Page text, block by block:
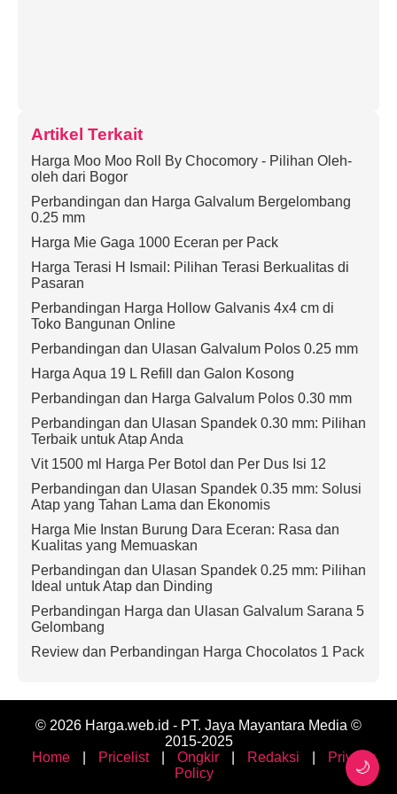
Artikel Terkait
Harga Moo Moo Roll By Chocomory - Pilihan Oleh-
oleh dari Bogor
Perbandingan dan Harga Galvalum Bergelombang
0.25 mm
Harga Mie Gaga 1000 Eceran per Pack
Harga Terasi H Ismail: Pilihan Terasi Berkualitas di
Pasaran
Perbandingan Harga Hollow Galvanis 4x4 cm di
Toko Bangunan Online
Perbandingan dan Ulasan Galvalum Polos 0.25 mm
Harga Aqua 19 L Refill dan Galon Kosong
Perbandingan dan Harga Galvalum Polos 0.30 mm
Perbandingan dan Ulasan Spandek 0.30 mm: Pilihan
Terbaik untuk Atap Anda
Vit 1500 ml Harga Per Botol dan Per Dus Isi 12
Perbandingan dan Ulasan Spandek 0.35 mm: Solusi
Atap yang Tahan Lama dan Ekonomis
Harga Mie Instan Burung Dara Eceran: Rasa dan
Kualitas yang Memuaskan
Perbandingan dan Ulasan Spandek 0.25 mm: Pilihan
Ideal untuk Atap dan Dinding
Perbandingan Harga dan Ulasan Galvalum Sarana 5
Gelombang
Review dan Perbandingan Harga Chocolatos 1 Pack
🌙
© 2026 Harga.web.id - PT. Jaya Mayantara Media ©
2015-2025
Home
Pricelist Ongkir Redaksi
Privacy
Policy